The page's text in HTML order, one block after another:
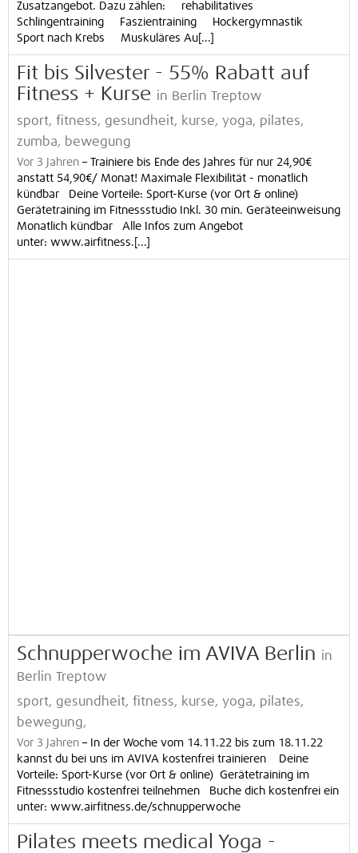
Zusatzangebot. Dazu zählen: rehabilitatives
Schlingentraining Faszientraining Hockergymnastik
Sport nach Krebs Muskuläres Au[...]
Fit bis Silvester - 55% Rabatt auf
Fitness + Kurse in Berlin Treptow
sport, fitness, gesundheit, kurse, yoga, pilates,
zumba, bewegung
Vor 3 Jahren –
Trainiere bis Ende des Jahres für nur 24,90€
anstatt 54,90€/ Monat! Maximale Flexibilität - monatlich
kündbar️ Deine Vorteile: Sport-Kurse (vor Ort & online)
Gerätetraining im Fitnessstudio Inkl. 30 min. Geräteeinweisung
Monatlich kündbar Alle Infos zum Angebot
unter: www.airfitness.[...]
Schnupperwoche im AVIVA Berlin in
Berlin Treptow
sport, gesundheit, fitness, kurse, yoga, pilates,
bewegung,
Vor 3 Jahren – In der Woche vom 14.11.22 bis zum 18.11.22
kannst du bei uns im AVIVA kostenfrei trainieren Deine
Vorteile: Sport-Kurse (vor Ort & online) Gerätetraining im
Fitnessstudio kostenfrei teilnehmen Buche dich kostenfrei ein
unter: www.airfitness.de/schnupperwoche
Pilates meets medical Yoga -